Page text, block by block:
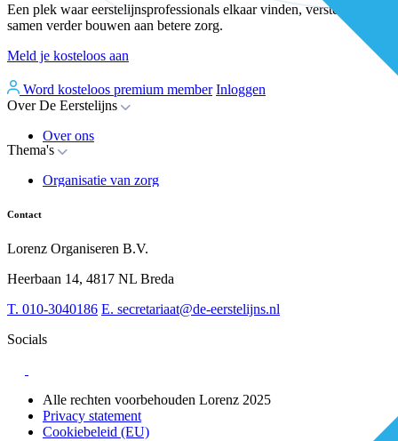
Een plek waar eerstelijnsprofessionals elkaar vinden, versterken en
samen verder bouwen aan betere zorg.
Meld je kosteloos aan
Word kosteloos premium member Inloggen
Over De Eerstelijns
Over ons
Nieuws
Whitepapers
Over BiancAI
Thema's
Organisatie van zorg
Digitalisering
Leiderschap & samenwerking
Sociaal domein
Contact
Lorenz Organiseren B.V.
Heerbaan 14, 4817 NL Breda
T. 010-3040186 E. secretariaat@de-eerstelijns.nl
Socials
Alle rechten voorbehouden Lorenz 2025
Privacy statement
Cookiebeleid (EU)